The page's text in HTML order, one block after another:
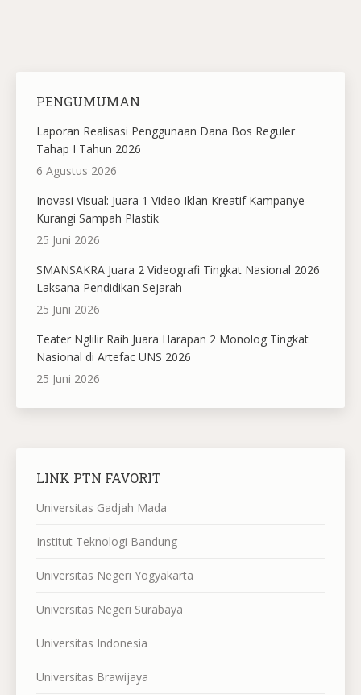
PENGUMUMAN
Laporan Realisasi Penggunaan Dana Bos Reguler
Tahap I Tahun 2026
6 Agustus 2026
Inovasi Visual: Juara 1 Video Iklan Kreatif Kampanye
Kurangi Sampah Plastik
25 Juni 2026
SMANSAKRA Juara 2 Videografi Tingkat Nasional 2026
Laksana Pendidikan Sejarah
25 Juni 2026
Teater Nglilir Raih Juara Harapan 2 Monolog Tingkat
Nasional di Artefac UNS 2026
25 Juni 2026
LINK PTN FAVORIT
Universitas Gadjah Mada
Institut Teknologi Bandung
Universitas Negeri Yogyakarta
Universitas Negeri Surabaya
Universitas Indonesia
Universitas Brawijaya